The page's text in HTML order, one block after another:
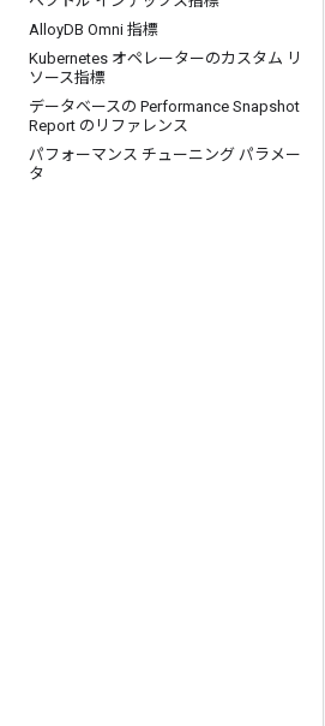
AlloyDB Omni 指標
Kubernetes オペレーターのカスタム リ
ソース指標
データベースの Performance Snapshot
Report のリファレンス
パフォーマンス チューニング パラメー
タ